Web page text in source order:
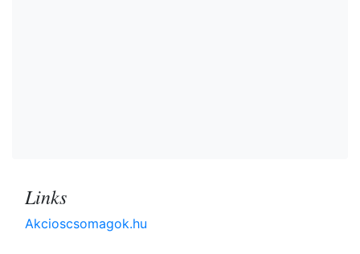
Links
Akcioscsomagok.hu